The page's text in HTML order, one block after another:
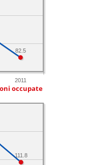
2011
82.5
occupate
111.8